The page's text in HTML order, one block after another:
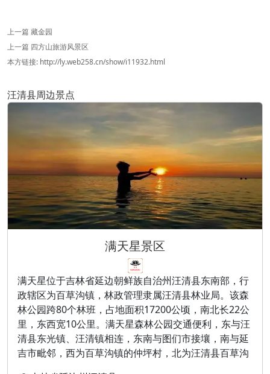
上一篇藏金园
上一篇 四方山旅游风景区
本方链接: http://ly.web258.cn/show/i11932.html
汪清县周边景点
满天星景区
满天星位于吉林省延边朝鲜族自治州汪清县东南部，行
政辖区为百草沟镇，林政管理隶属汪清县林业局。该森
林公园跨80个林班，占地面积17200公顷，南北长22公
里，东西宽10公里。满天星森林公园交通便利，东与汪
清县东光镇、汪清镇相连，东南与图们市接壤，南与延
吉市毗邻，西为百草沟镇的仲坪村，北为汪清县百草沟